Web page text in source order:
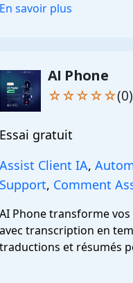
En savoir plus
AI Phone
☆☆☆☆☆(0)
Essai gratuit
Assist Client IA,
Support, Comment
AI Phone transforme vos
avec transcription en
traductions et résumés